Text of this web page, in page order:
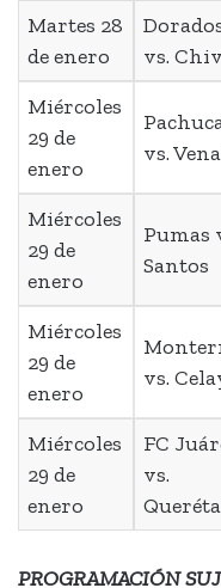
Martes 28
de enero
vs.
Miércoles
29 de
enero
vs.
Miércoles
29 de
enero
Pumas
Santos
Miércoles
29 de
enero
vs.
Miércoles
29 de
enero
FC
vs.
PROGRAMACIÓN